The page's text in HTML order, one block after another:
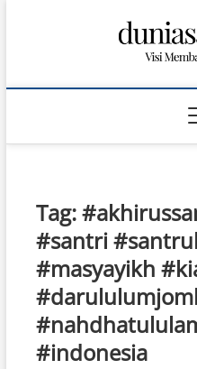
t
o
Tag:
#santri
#masyayikh
#indonesia